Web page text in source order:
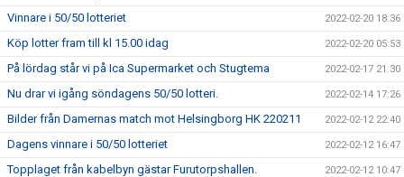
Vinnare i 50/50 lotteriet 2022-02-20 18:36
Köp lotter fram till kl 15.00 idag 2022-02-20 05:53
På lördag står vi på Ica Supermarket och Stugtema 2022-02-17 21:30
Nu drar vi igång söndagens 50/50 lotteri. 2022-02-14 17:26
Bilder från Damernas match mot Helsingborg HK 220211 2022-02-12 22:40
Dagens vinnare i 50/50 lotteriet 2022-02-12 16:47
Topplaget från kabelbyn gästar Furutorpshallen. 2022-02-12 10:47